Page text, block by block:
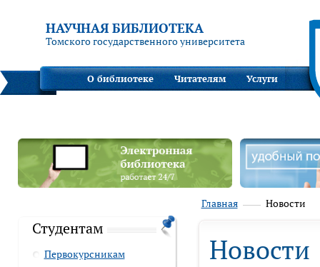
НАУЧНАЯ БИБЛИОТЕКА
Томского государственного университета
О библиотеке Читателям Услуги
Студентам
Первокурсникам
Главная Новости
Новости